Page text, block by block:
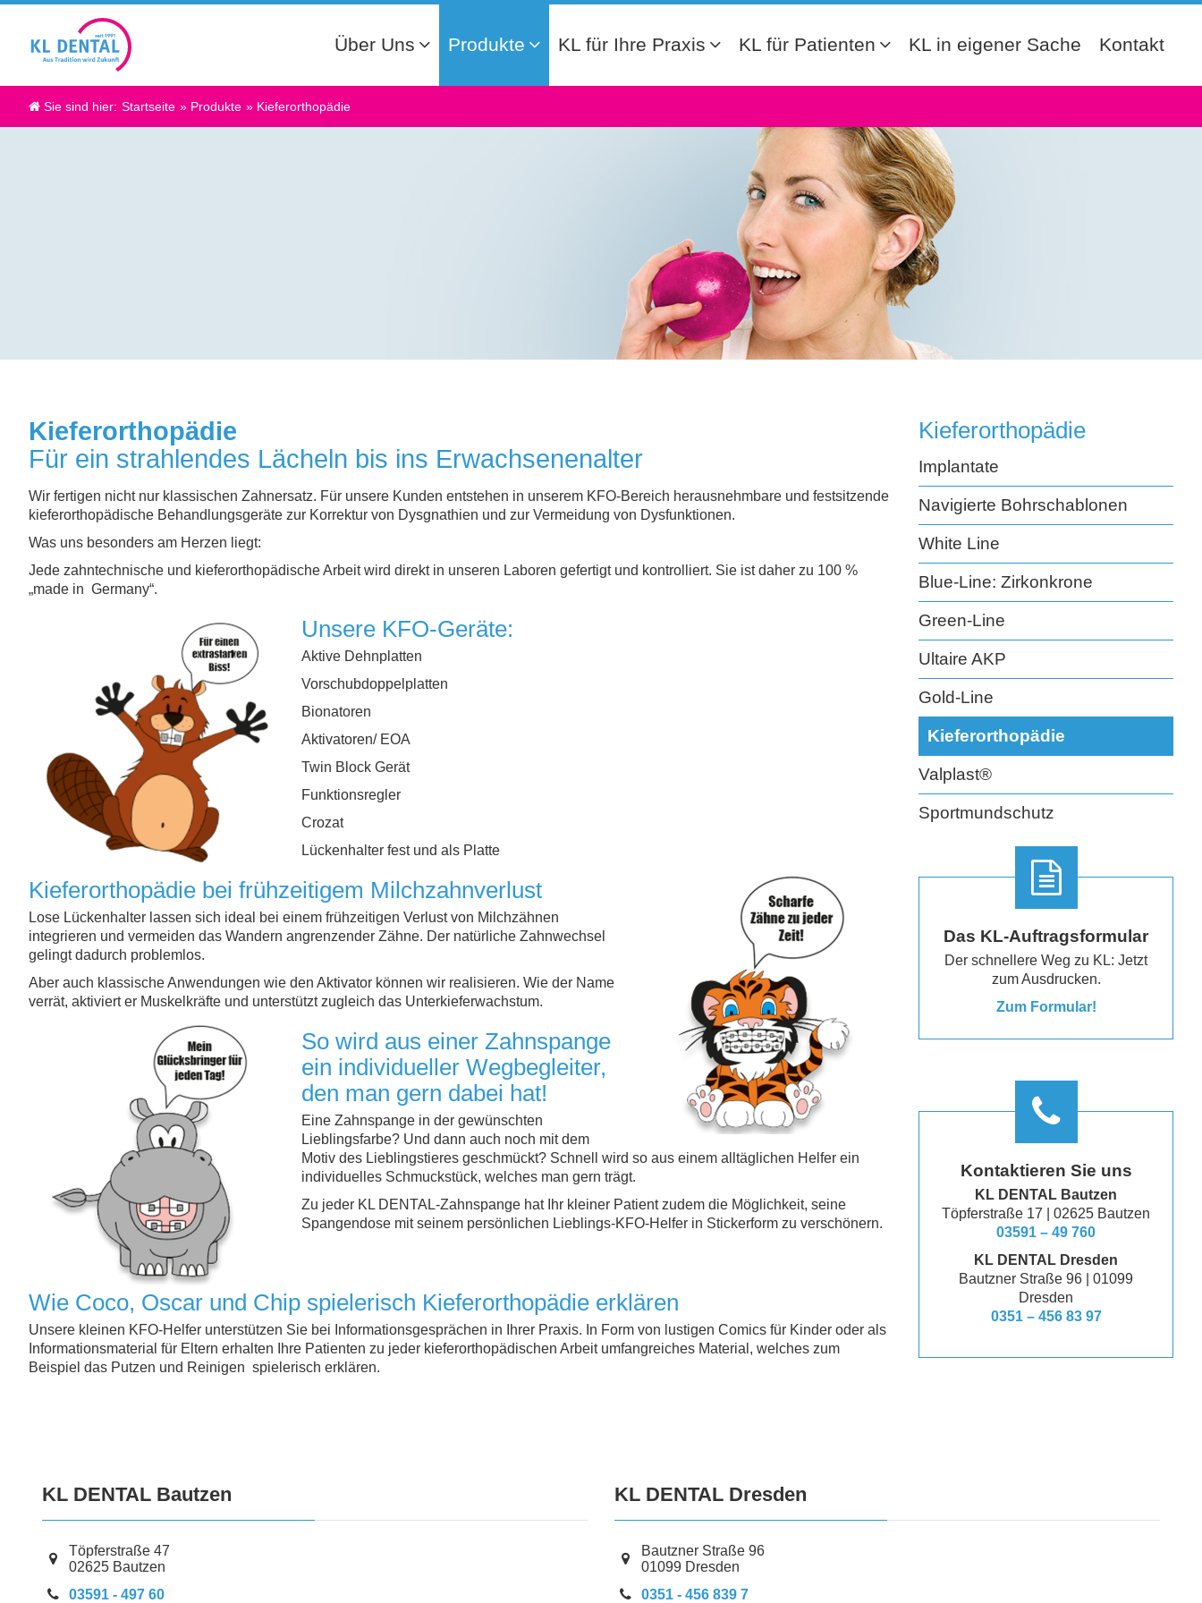
Über Uns Produkte KL für Ihre Praxis KL für Patienten KL in eigener Sache Kontakt
Sie sind hier: Startseite » Produkte » Kieferorthopädie
Kieferorthopädie
Für ein strahlendes Lächeln bis ins Erwachsenenalter
Wir fertigen nicht nur klassischen Zahnersatz. Für unsere Kunden entstehen in unserem KFO-Bereich herausnehmbare und festsitzende
kieferorthopädische Behandlungsgeräte zur Korrektur von Dysgnathien und zur Vermeidung von Dysfunktionen.
Was uns besonders am Herzen liegt:
Jede zahntechnische und kieferorthopädische Arbeit wird direkt in unseren Laboren gefertigt und kontrolliert. Sie ist daher zu 100 %
„made in Germany“.
Unsere KFO-Geräte:
Aktive Dehnplatten
Vorschubdoppelplatten
Bionatoren
Aktivatoren/ EOA
Twin Block Gerät
Funktionsregler
Crozat
Lückenhalter fest und als Platte
Kieferorthopädie bei frühzeitigem Milchzahnverlust
Lose Lückenhalter lassen sich ideal bei einem frühzeitigen Verlust von Milchzähnen
integrieren und vermeiden das Wandern angrenzender Zähne. Der natürliche Zahnwechsel
gelingt dadurch problemlos.
Aber auch klassische Anwendungen wie den Aktivator können wir realisieren. Wie der Name
verrät, aktiviert er Muskelkräfte und unterstützt zugleich das Unterkieferwachstum.
So wird aus einer Zahnspange
ein individueller Wegbegleiter,
den man gern dabei hat!
Eine Zahnspange in der gewünschten
Lieblingsfarbe? Und dann auch noch mit dem
Motiv des Lieblingstieres geschmückt? Schnell wird so aus einem alltäglichen Helfer ein
individuelles Schmuckstück, welches man gern trägt.
Zu jeder KL DENTAL-Zahnspange hat Ihr kleiner Patient zudem die Möglichkeit, seine
Spangendose mit seinem persönlichen Lieblings-KFO-Helfer in Stickerform zu verschönern.
Wie Coco, Oscar und Chip spielerisch Kieferorthopädie erklären
Unsere kleinen KFO-Helfer unterstützen Sie bei Informationsgesprächen in Ihrer Praxis. In Form von lustigen Comics für Kinder oder als
Informationsmaterial für Eltern erhalten Ihre Patienten zu jeder kieferorthopädischen Arbeit umfangreiches Material, welches zum
Beispiel das Putzen und Reinigen spielerisch erklären.
Kieferorthopädie
Implantate
Navigierte Bohrschablonen
White Line
Blue-Line: Zirkonkrone
Green-Line
Ultaire AKP
Gold-Line
Kieferorthopädie
Valplast®
Sportmundschutz
Das KL-Auftragsformular
Der schnellere Weg zu KL: Jetzt
zum Ausdrucken.
Zum Formular!
Kontaktieren Sie uns
KL DENTAL Bautzen
Töpferstraße 17 | 02625 Bautzen
03591 – 49 760
KL DENTAL Dresden
Bautzner Straße 96 | 01099
Dresden
0351 – 456 83 97
KL DENTAL Bautzen
Töpferstraße 47
02625 Bautzen
03591 - 497 60
KL DENTAL Dresden
Bautzner Straße 96
01099 Dresden
0351 - 456 839 7